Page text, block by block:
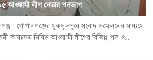
আওয়ামী লীগ নেতার পদত্যাগ
: গোপালগঞ্জের মুকসুদপুরে সংবাদ সম্মেলনের মাধ্যমে
কায্যক্রম নিষিদ্ধ আওয়ামী লীগের বিভিন্ন পদ ও...